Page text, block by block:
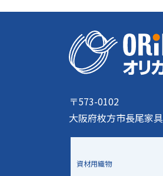
〒573-0102
大阪府枚方市長尾家
資材用織物